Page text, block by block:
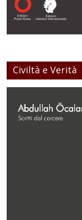
Civiltà e Verità